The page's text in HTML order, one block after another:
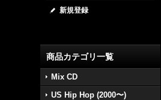
新規登録
商品カテゴリ一覧
Mix CD
US Hip Hop (2000〜)